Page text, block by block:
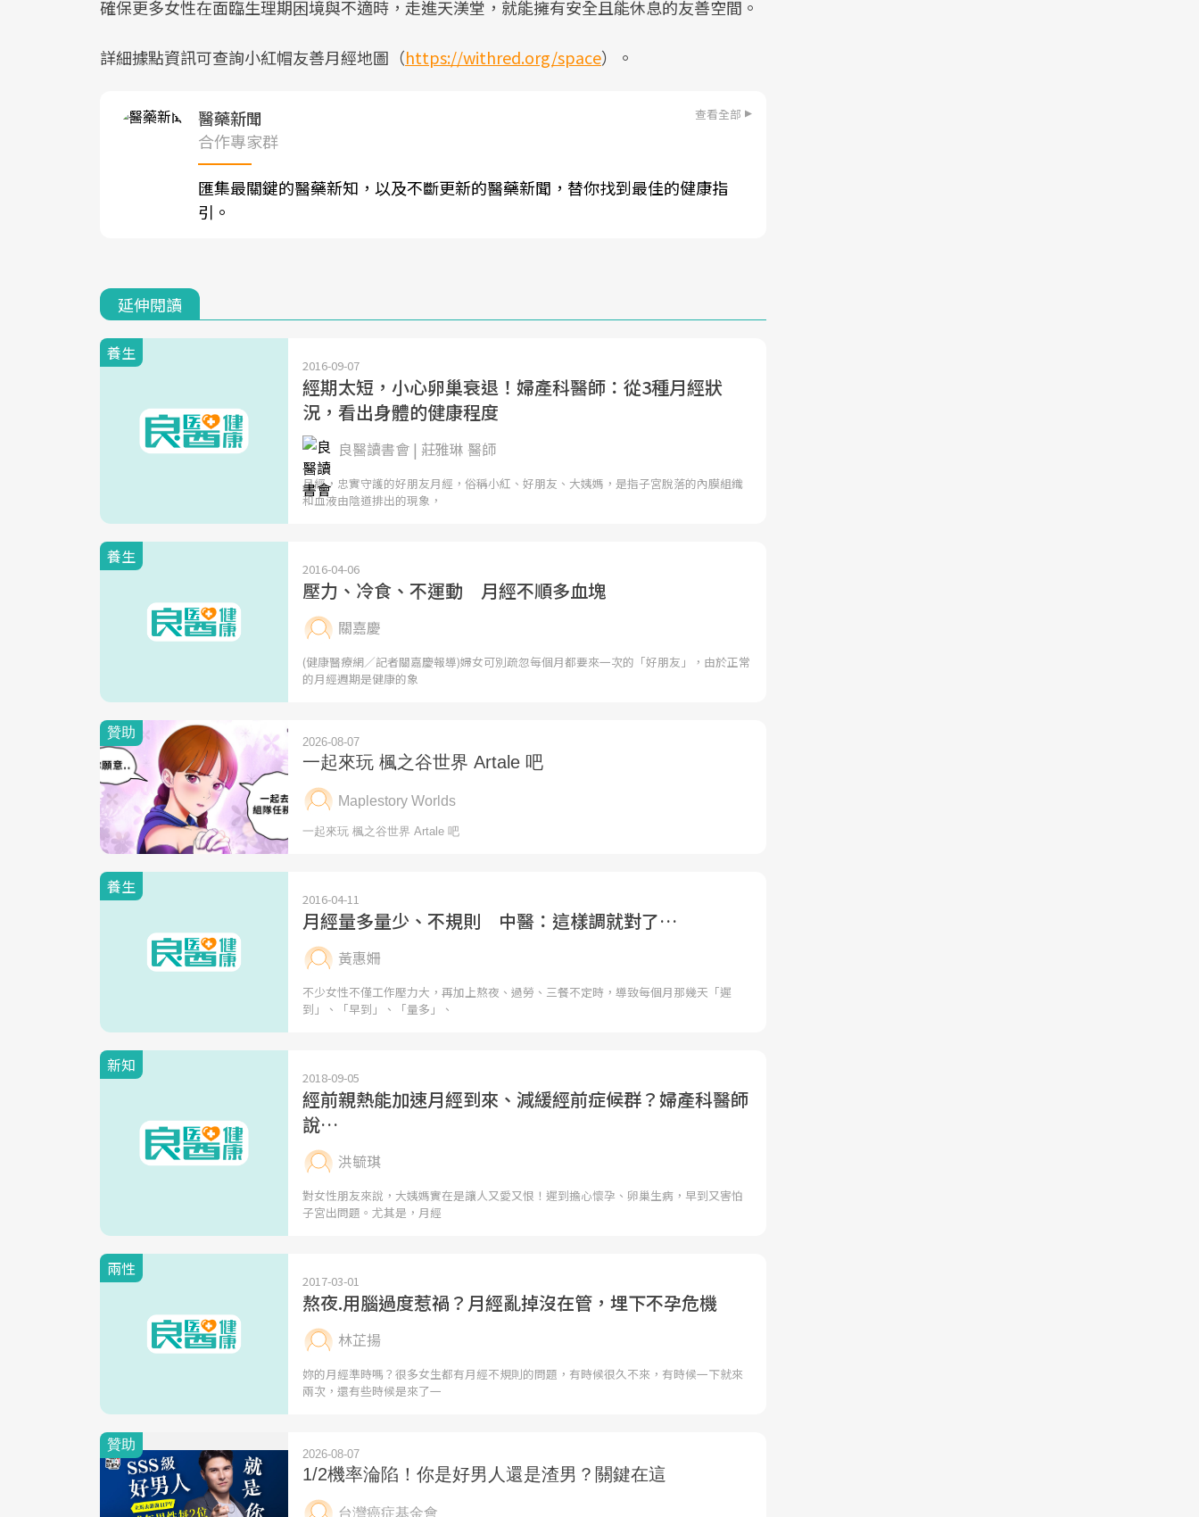
確保更多女性在面臨生理期困境與不適時，走進天渼堂，就能擁有安全且能休息的友善空間。
詳細據點資訊可查詢小紅帽友善月經地圖（https://withred.org/space）。
醫藥新聞 查看全部
合作專家群
匯集最關鍵的醫藥新知，以及不斷更新的醫藥新聞，替你找到最佳的健康指
引。
延伸閱讀
養生
2016-09-07
經期太短，小心卵巢衰退！婦產科醫師：從3種月經狀
況，看出身體的健康程度
良醫讀書會 | 莊雅琳 醫師
月經，忠實守護的好朋友月經，俗稱小紅、好朋友、大姨媽，是指子宮脫落的內膜組織
和血液由陰道排出的現象，
養生
2016-04-06
壓力、冷食、不運動 月經不順多血塊
關嘉慶
(健康醫療網／記者關嘉慶報導)婦女可別疏忽每個月都要來一次的「好朋友」，由於正常
的月經週期是健康的象
養生
2016-04-11
月經量多量少、不規則 中醫：這樣調就對了…
黃惠姍
不少女性不僅工作壓力大，再加上熬夜、過勞、三餐不定時，導致每個月那幾天「遲
到」、「早到」、「量多」、
新知
2018-09-05
經前親熱能加速月經到來、減緩經前症候群？婦產科醫師
說…
洪毓琪
對女性朋友來說，大姨媽實在是讓人又愛又恨！遲到擔心懷孕、卵巢生病，早到又害怕
子宮出問題。尤其是，月經
兩性
2017-03-01
熬夜.用腦過度惹禍？月經亂掉沒在管，埋下不孕危機
林芷揚
妳的月經準時嗎？很多女生都有月經不規則的問題，有時候很久不來，有時候一下就來
兩次，還有些時候是來了一